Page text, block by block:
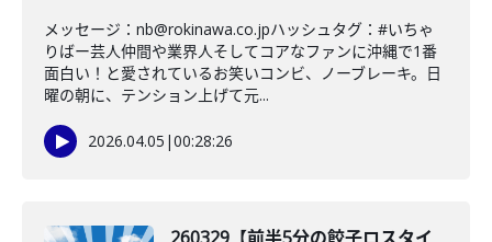
メッセージ：nb@rokinawa.co.jpハッシュタグ：#いちゃ
りばー芸人仲間や業界人そしてコアなファンに沖縄で1番
面白い！と愛されているお笑いコンビ、ノーブレーキ。日
曜の朝に、テンション上げて元...
2026.04.05 |00:28:26